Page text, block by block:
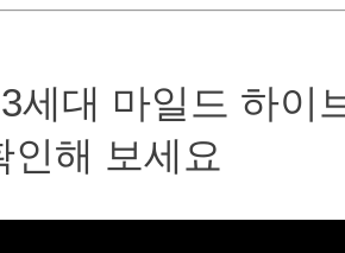
세대 마일드 하이
해 보세요